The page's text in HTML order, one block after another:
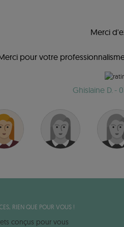
Merci
pour votre
Ghislaine D. -
RIEN QUE POUR VOUS !
conçus pour vous